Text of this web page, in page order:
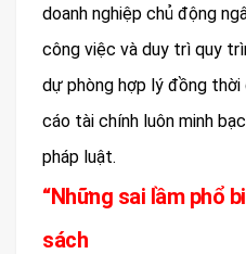
doanh nghiệp chủ động
công việc và duy trì quy
dự phòng hợp lý đồng
cáo tài chính luôn minh
pháp luật.
“Những sai lầm phổ
sách